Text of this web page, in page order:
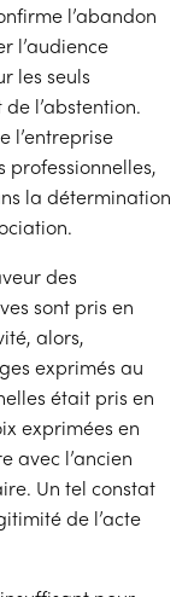
l’abandon
l’audience
les seuls
l’abstention.
l’entreprise
professionnelles,
la détermination
des
sont pris en
alors,
exprimés au
était pris en
exprimées en
avec l’ancien
Un tel constat
de l’acte